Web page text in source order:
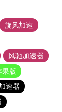
旋风加速
风驰加速器
果版
速器